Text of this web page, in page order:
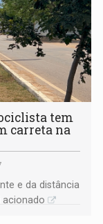
tem
carreta na
e da distância